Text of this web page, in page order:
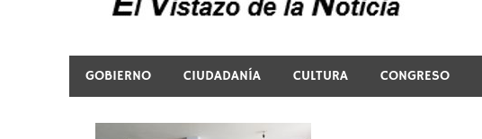
GOBIERNO CIUDADANÍA CULTURA CONGRESO